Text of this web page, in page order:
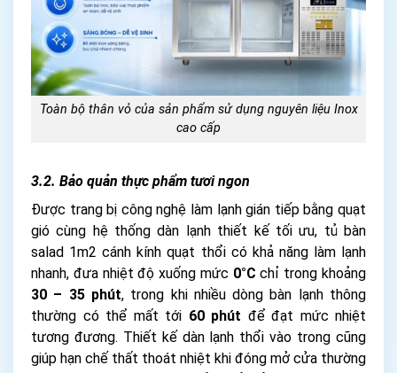
Toàn bộ thân vỏ của sản phẩm sử dụng nguyên liệu Inox
cao cấp
3.2. Bảo quản thực phẩm tươi ngon
Được trang bị công nghệ làm lạnh gián tiếp bằng quạt
gió cùng hệ thống dàn lạnh thiết kế tối ưu, tủ bàn
salad 1m2 cánh kính quạt thổi có khả năng làm lạnh
nhanh, đưa nhiệt độ xuống mức 0°C chỉ trong khoảng
30 – 35 phút, trong khi nhiều dòng bàn lạnh thông
thường có thể mất tới 60 phút để đạt mức nhiệt
tương đương. Thiết kế dàn lạnh thổi vào trong cũng
giúp hạn chế thất thoát nhiệt khi đóng mở cửa thường